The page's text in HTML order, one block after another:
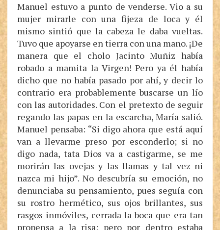
Manuel estuvo a punto de venderse. Vio a su
mujer mirarle con una fijeza de loca y él
mismo sintió que la cabeza le daba vueltas.
Tuvo que apoyarse en tierra con una mano. ¡De
manera que el cholo Jacinto Muñiz había
robado a mamita la Virgen! Pero ya él había
dicho que no había pasado por ahí, y decir lo
contrario era probablemente buscarse un lío
con las autoridades. Con el pretexto de seguir
regando las papas en la escarcha, María salió.
Manuel pensaba: “Si digo ahora que está aquí
van a llevarme preso por esconderlo; si no
digo nada, tata Dios va a castigarme, se me
morirán las ovejas y las llamas y tal vez ni
nazca mi hijo”. No descubría su emoción, no
denunciaba su pensamiento, pues seguía con
su rostro hermético, sus ojos brillantes, sus
rasgos inmóviles, cerrada la boca que era tan
propensa a la risa; pero por dentro estaba